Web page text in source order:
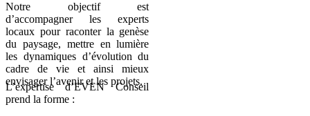
Notre objectif est
d’accompagner les experts
locaux pour raconter la genèse
du paysage, mettre en lumière
les dynamiques d’évolution du
cadre de vie et ainsi mieux
envisager l’avenir et les projets.
L’expertise d’EVEN Conseil
prend la forme :